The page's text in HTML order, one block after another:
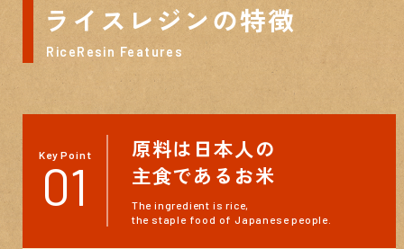
ライスレジンの特徴
RiceResin Features
Key Point
01
原料は日本人の
主食であるお米
The ingredient is rice,
the staple food of Japanese people.